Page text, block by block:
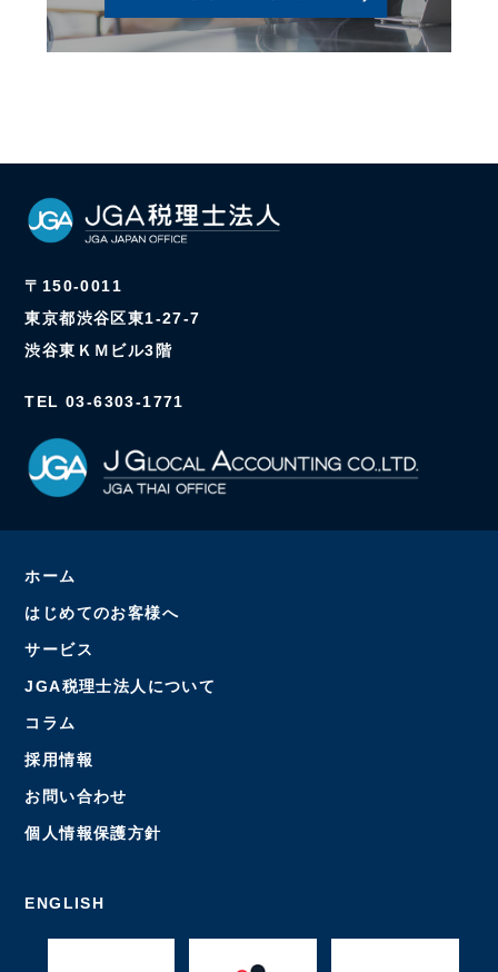
〒150-0011
東京都渋谷区東1-27-7
渋谷東ＫＭビル3階
TEL 03-6303-1771
ホーム
はじめてのお客様へ
サービス
JGA税理士法人について
コラム
採用情報
お問い合わせ
個人情報保護方針
ENGLISH